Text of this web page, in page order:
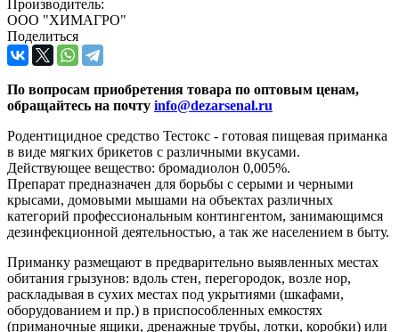
Производитель:
ООО "ХИМАГРО"
Поделиться
По вопросам приобретения товара по оптовым ценам,
обращайтесь на почту info@dezarsenal.ru
Родентицидное средство Тестокс - готовая пищевая приманка
в виде мягких брикетов с различными вкусами.
Действующее вещество: бромадиолон 0,005%.
Препарат предназначен для борьбы с серыми и черными
крысами, домовыми мышами на объектах различных
категорий профессиональным контингентом, занимающимся
дезинфекционной деятельностью, а так же населением в быту.
Приманку размещают в предварительно выявленных местах
обитания грызунов: вдоль стен, перегородок, возле нор,
раскладывая в сухих местах под укрытиями (шкафами,
оборудованием и пр.) в приспособленных емкостях
(приманочные ящики, дренажные трубы, лотки, коробки) или